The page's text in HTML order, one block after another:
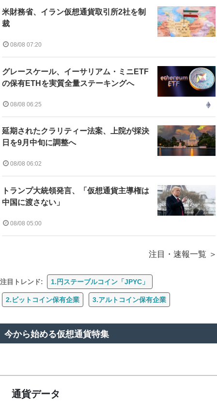
米財務省、イラン仮想通貨取引所2社を制
裁
08/08 07:20
グレースケール、イーサリアム・ミニETF
の保有ETHを実質全量ステーキングへ
08/08 06:25
延期されたクラリティー法案、上院が採決
日を9月中旬に調整へ
08/08 06:02
トランプ大統領発言、「仮想通貨主導権は
中国に渡さない」
08/08 05:00
注目・速報一覧
注目トレンド: 1.円ステーブルコイン「JPYC」
2.ビットコイン保有企業 3.アルトコイン保有企業
今から始める仮想通貨特集
通貨データ